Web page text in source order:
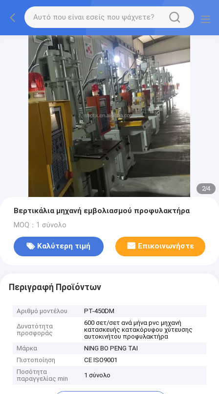
2/4
Βερτικάλια μηχανή εμβολιασμού προφυλακτήρα
MOQ：1 σύνολο
Καλύτερη τιμή Επικοινωνήστε
Περιγραφή Προϊόντων
Αριθμό μοντέλου PT-450DM
Δυνατότητα
προσφοράς
600 σετ/σετ ανά μήνα pvc μηχανή
κατασκευής κατακόρυφου χύτευσης
αυτοκινήτου προφυλακτήρα
Μάρκα
NING BO PENG TAI
Πιστοποίηση
CE ISO9001
Ποσότητα
παραγγελίας min
1 σύνολο